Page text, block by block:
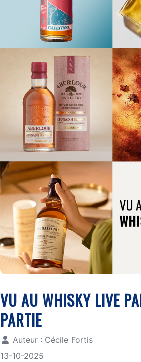
VU AU WHISKY LIVE
PARTIE
Auteur : Cécile Fortis
13-10-2025